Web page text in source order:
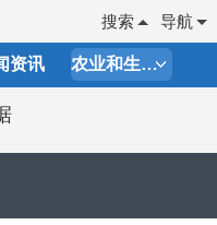
导航
搜索
资讯 农业和生物制药学院